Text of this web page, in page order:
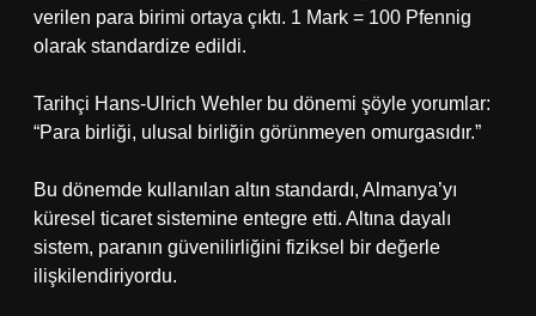
verilen para birimi ortaya çıktı. 1 Mark = 100 Pfennig
olarak standardize edildi.
Tarihçi Hans-Ulrich Wehler bu dönemi şöyle yorumlar:
“Para birliği, ulusal birliğin görünmeyen omurgasıdır.”
Bu dönemde kullanılan altın standardı, Almanya’yı
küresel ticaret sistemine entegre etti. Altına dayalı
sistem, paranın güvenilirliğini fiziksel bir değerle
ilişkilendiriyordu.